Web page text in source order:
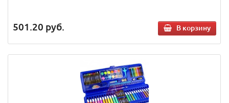
501.20 руб. В корзину